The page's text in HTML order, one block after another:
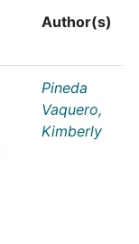
Author(s)
Pineda
Vaquero,
Kimberly